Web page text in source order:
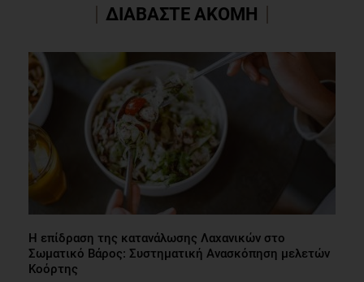
ΔΙΑΒΑΣΤΕ ΑΚΟΜΗ
Η επίδραση της κατανάλωσης Λαχανικών στο
Σωματικό Βάρος: Συστηματική Ανασκόπηση μελετών
Κοόρτης